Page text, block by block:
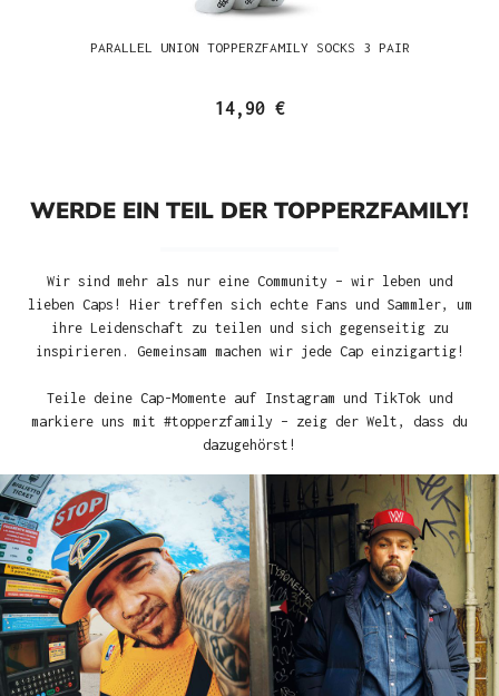
PARALLEL UNION TOPPERZFAMILY SOCKS 3 PAIR
14,90 €
WERDE EIN TEIL DER TOPPERZFAMILY!
Wir sind mehr als nur eine Community – wir leben und
lieben Caps! Hier treffen sich echte Fans und Sammler, um
ihre Leidenschaft zu teilen und sich gegenseitig zu
inspirieren. Gemeinsam machen wir jede Cap einzigartig!
Teile deine Cap-Momente auf Instagram und TikTok und
markiere uns mit #topperzfamily – zeig der Welt, dass du
dazugehörst!